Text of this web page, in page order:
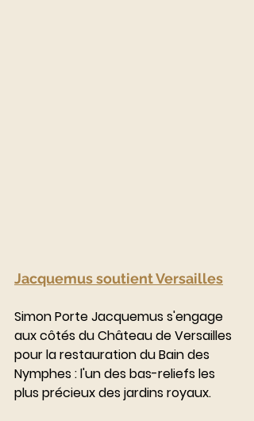
Jacquemus soutient Versailles
Simon Porte Jacquemus s'engage
aux côtés du Château de Versailles
pour la restauration du Bain des
Nymphes : l'un des bas-reliefs les
plus précieux des jardins royaux.